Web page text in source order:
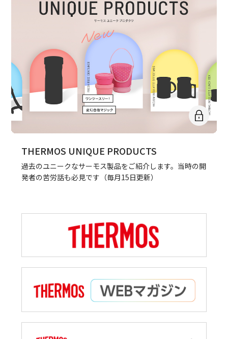
THERMOS UNIQUE PRODUCTS
過去のユニークなサーモス製品をご紹介します。当時の開
発者の苦労話も必見です（毎月15日更新）